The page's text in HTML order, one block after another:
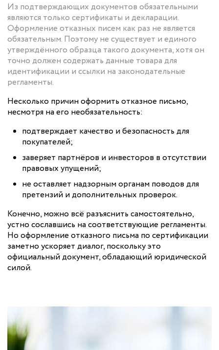
Из подтверждающих документов обязательными
являются только сертификаты и декларации.
Оформление отказных писем как раз не является
обязательным. Поэтому не существует и единого
утверждённого образца такого документа, хотя он
точно должен содержать данные товара для
идентификации и ссылки на законодательные
регламенты.
Несколько причин оформить отказное письмо,
несмотря на его необязательность:
подтверждает качество и безопасность для
покупателей;
заверяет партнёров и инвесторов в отсутствии
правовых упущений;
не оставляет надзорным органам поводов для
претензий и дополнительных проверок.
Конечно, можно всё разъяснить самостоятельно,
устно сославшись на соответствующие регламенты.
Но оформление отказного письма по сертификации
заметно ускоряет диалог, поскольку это
официальный документ, обладающий юридической
силой.